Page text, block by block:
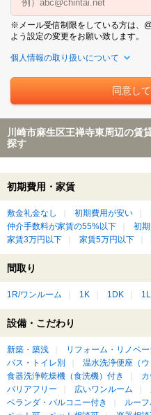
※メール受信制限をしている方は、
よう設定の変更をお願い致します。
個人情報の取り扱いについて
川崎市麻生区王禅寺東周辺の賃
探す
初期費用・家賃
敷金礼金なし 初期費用が安い
仲介手数料が家賃の55%以下
初
家賃3万円以下
家賃5万円以下
間取り
1R/ワンルーム 1K 1DK
設備・こだわり
新築・築浅 リフォーム・リノベ
バス・トイレ別
温水洗浄便座（
食器洗浄乾燥機（食洗機）付き
バリアフリー
広いワンルーム
ベランダ・バルコニー付き
ルー